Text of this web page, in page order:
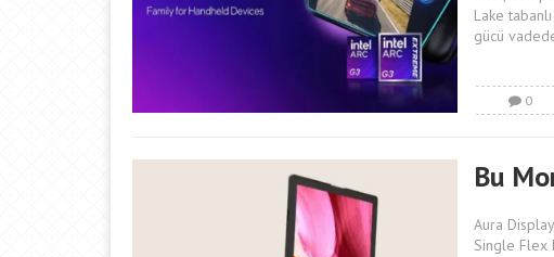
Lake
gücü
0
Bu
Aura
Single Flex